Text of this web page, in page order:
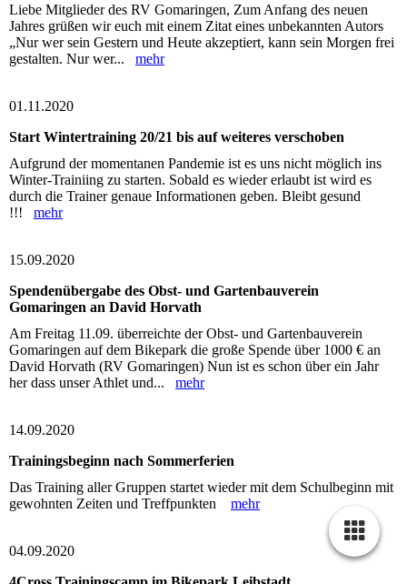
Liebe Mitglieder des RV Gomaringen, Zum Anfang des neuen
Jahres grüßen wir euch mit einem Zitat eines unbekannten Autors
„Nur wer sein Gestern und Heute akzeptiert, kann sein Morgen frei
gestalten. Nur wer... mehr
01.11.2020
Start Wintertraining 20/21 bis auf weiteres verschoben
Aufgrund der momentanen Pandemie ist es uns nicht möglich ins
Winter-Trainiing zu starten. Sobald es wieder erlaubt ist wird es
durch die Trainer genaue Informationen geben. Bleibt gesund
!!! mehr
15.09.2020
Spendenübergabe des Obst- und Gartenbauverein
Gomaringen an David Horvath
Am Freitag 11.09. überreichte der Obst- und Gartenbauverein
Gomaringen auf dem Bikepark die große Spende über 1000 € an
David Horvath (RV Gomaringen) Nun ist es schon über ein Jahr
her dass unser Athlet und... mehr
14.09.2020
Trainingsbeginn nach Sommerferien
Das Training aller Gruppen startet wieder mit dem Schulbeginn mit
gewohnten Zeiten und Treffpunkten mehr
04.09.2020